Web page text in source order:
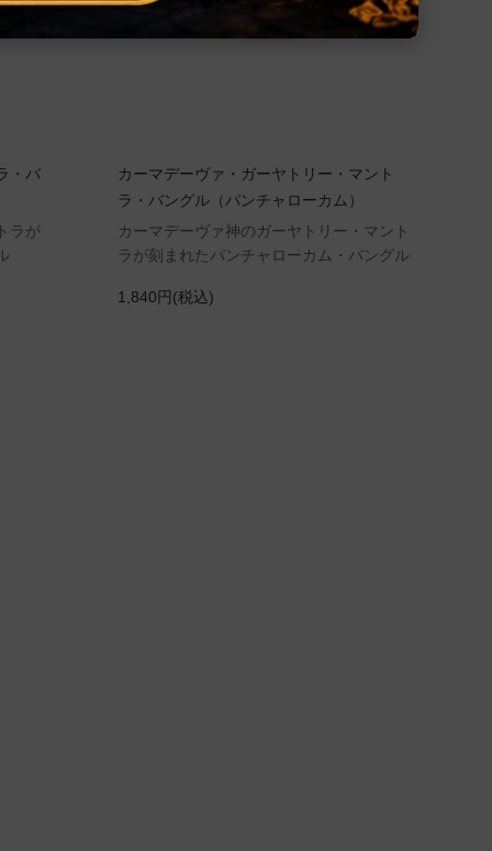
・バ
ラが
カーマデーヴァ・ガーヤトリー・マント
ラ・バングル（パンチャローカム）
カーマデーヴァ神のガーヤトリー・マント
ラが刻まれたパンチャローカム・バングル
1,840円(税込)